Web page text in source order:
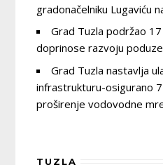
gradonačelniku Lugaviću
Grad Tuzla podržao
doprinose razvoju
Grad Tuzla nastavlja
infrastrukturu-osigurano
proširenje vodovodne
TUZLA